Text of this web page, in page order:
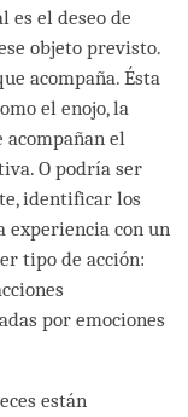
es el deseo de
objeto previsto.
acompaña. Ésta
el enojo, la
el
O podría ser
identificar los
experiencia con un
tipo de acción:
por emociones
están